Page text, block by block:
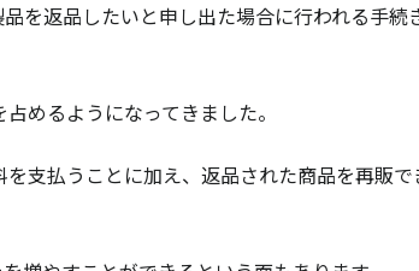
を返品したいと申し出た場合に行われる手続
めるようになってきました。
支払うことに加え、返品された商品を再販